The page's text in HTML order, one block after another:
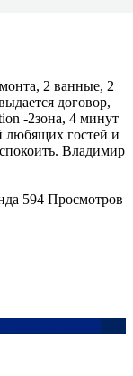
2 ванные, 2
договор,
-2зона, 4 минут
любящих гостей и
Владимир
594 Просмотров